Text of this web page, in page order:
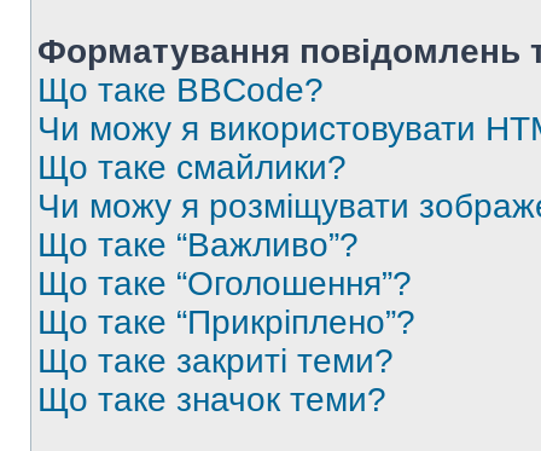
Форматування повідомлень
Що таке BBCode?
Чи можу я використовувати
Що таке смайлики?
Чи можу я розміщувати
Що таке “Важливо”?
Що таке “Оголошення”?
Що таке “Прикріплено”?
Що таке закриті теми?
Що таке значок теми?